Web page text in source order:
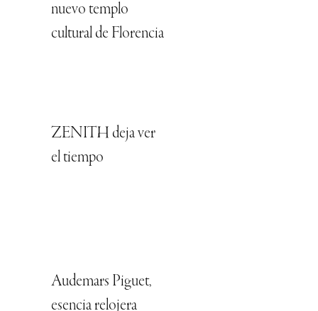
nuevo templo
cultural de Florencia
ZENITH deja ver
el tiempo
Audemars Piguet,
esencia relojera